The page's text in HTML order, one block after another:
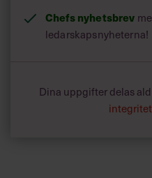
Chefs nyhetsbrev
ledarskapsnyheterna!
Dina uppgifter delas